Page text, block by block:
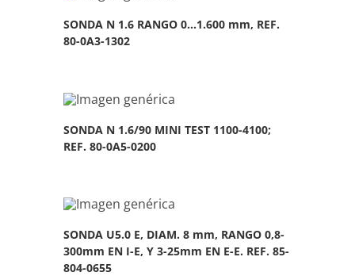
SONDA N 1.6 RANGO 0…1.600 mm, REF.
80-0A3-1302
SONDA N 1.6/90 MINI TEST 1100-4100;
REF. 80-0A5-0200
SONDA U5.0 E, DIAM. 8 mm, RANGO 0,8-
300mm EN I-E, Y 3-25mm EN E-E. REF. 85-
804-0655